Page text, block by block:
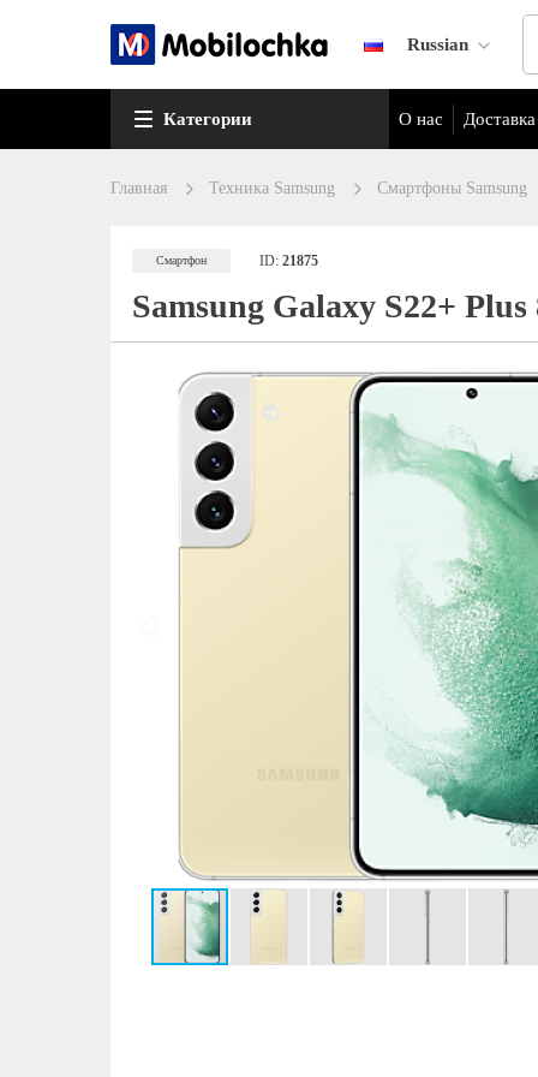
Russian
Категории О нас
Главная Техника Samsung Смартфоны Samsung
Смартфон ID:21875
Samsung Galaxy S22+